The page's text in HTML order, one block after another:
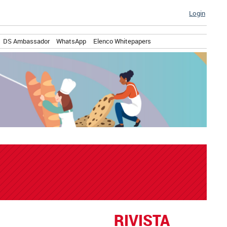
Login
DS Ambassador WhatsApp Elenco Whitepapers
RIVISTA